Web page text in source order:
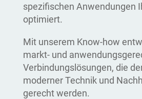
spezifischen Anwendungen
optimiert.
Mit unserem Know-how
markt- und
Verbindungslösungen, die
moderner Technik und
gerecht werden.